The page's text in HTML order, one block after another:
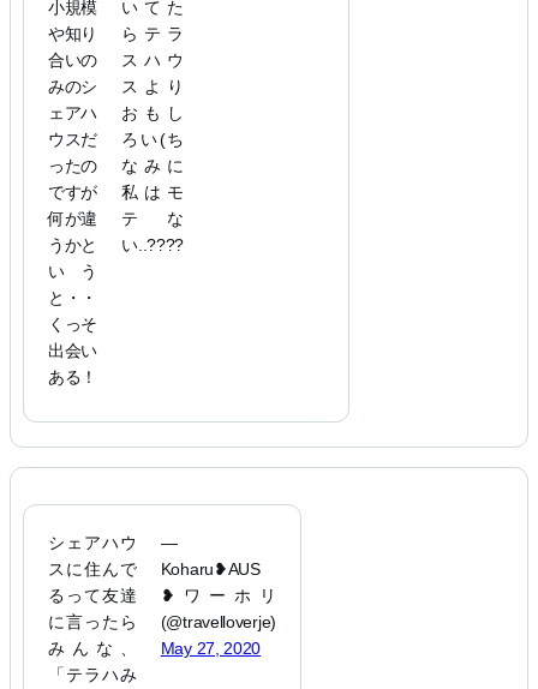
小規模
や知り
合いの
みのシ
ェアハ
ウスだ
ったの
ですが
何が違
うかと
いう
と・・
くっそ
出会い
ある！
いてた
らテラ
スハウ
スより
おもし
ろい(ち
なみに
私はモ
テな
い..????
シェアハウ
スに住んで
るって友達
に言ったら
みんな、
「テラハみ
—
Koharu❥AUS
❥ワーホリ
(@travelloverje)
May 27, 2020